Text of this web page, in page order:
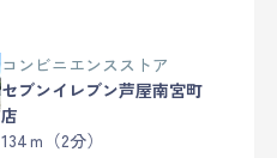
コンビニエンスストア
セブンイレブン芦屋南宮町
店
134ｍ（2分）